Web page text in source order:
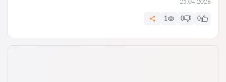
0
0
1